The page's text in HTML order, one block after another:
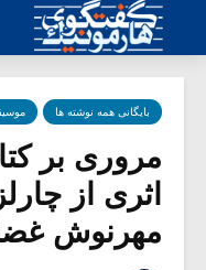
بایگانی همه نوشته ها
مروری بر
اثری از
مهرنوش